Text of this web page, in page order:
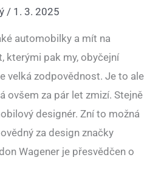
/ 1. 3. 2025
automobilky a mít na
kterými pak my, obyčejní
velká zodpovědnost. Je to ale
ovšem za pár let zmizí. Stejně
designér. Zní to možná
za design značky
Wagener je přesvědčen o